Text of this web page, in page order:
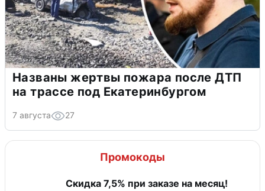
Названы жертвы пожара после ДТП
на трассе под Екатеринбургом
7 августа 27
Промокоды
Скидка 7,5% при заказе на месяц!